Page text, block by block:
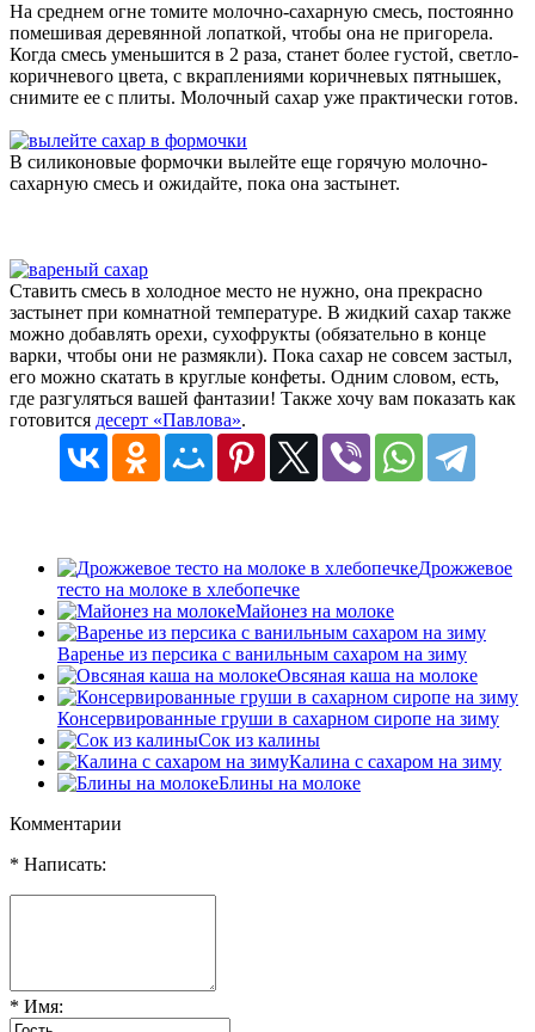
На среднем огне томите молочно-сахарную смесь, постоянно
помешивая деревянной лопаткой, чтобы она не пригорела.
Когда смесь уменьшится в 2 раза, станет более густой, светло-
коричневого цвета, с вкраплениями коричневых пятнышек,
снимите ее с плиты. Молочный сахар уже практически готов.
В силиконовые формочки вылейте еще горячую молочно-
сахарную смесь и ожидайте, пока она застынет.
Ставить смесь в холодное место не нужно, она прекрасно
застынет при комнатной температуре. В жидкий сахар также
можно добавлять орехи, сухофрукты (обязательно в конце
варки, чтобы они не размякли). Пока сахар не совсем застыл,
его можно скатать в круглые конфеты. Одним словом, есть,
где разгуляться вашей фантазии! Также хочу вам показать как
готовится десерт «Павлова».
Дрожжевое
тесто на молоке в хлебопечке
Майонез на молоке
Варенье из персика с ванильным сахаром на зиму
Овсяная каша на молоке
Консервированные груши в сахарном сиропе на зиму
Сок из калины
Калина с сахаром на зиму
Блины на молоке
Комментарии
* Написать:
* Имя: